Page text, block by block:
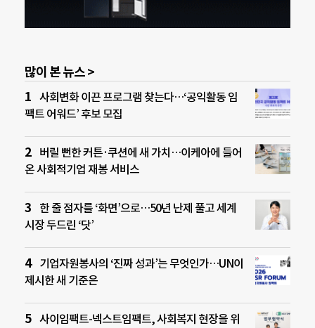
많이 본 뉴스 >
사회변화 이끈 프로그램 찾는다…‘공익활동 임
팩트 어워드’ 후보 모집
버릴 뻔한 커튼·쿠션에 새 가치…이케아에 들어
온 사회적기업 재봉 서비스
한 줄 점자를 ‘화면’으로…50년 난제 풀고 세계
시장 두드린 ‘닷’
기업자원봉사의 ‘진짜 성과’는 무엇인가…UN이
제시한 새 기준은
사이임팩트-넥스트임팩트, 사회복지 현장을 위